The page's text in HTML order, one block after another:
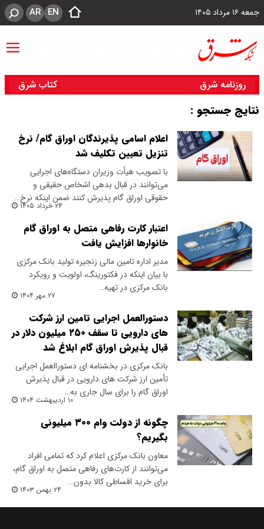
جمعه ۱۶ مرداد ۱۴۰۵ EN
AR
روزنامه شرق کتاب شرق
نتایج جستجو :
اعلام اسامی پذیرندگان اوراق گام/ نرخ
تنزیل تعیین تکلیف شد
با تصویب هیأت وزیران دستگاه‌های اجرایی
می‌توانند در قبال بدهی اشخاص حقیقی و
حقوقی اوراق گام پذیرش کنند ضمن اینکه نرخ…
۲۴ خرداد ۱۴۰۵
اعتبار کارت رفاهی متصل به اوراق گام
خانوارها افزایش یافت
مدیر اداره تامین مالی زنجیره تولید بانک مرکزی
با بیان اینکه در فکتورینگ، اولویت و رویکرد
بانک مرکزی در تهیه…
۲۷ مهر ۱۴۰۴
دستورالعمل اجرایی تامین ارز شرکت
های دارویی تا سقف ۲۵۰ میلیون دلار در
قبال پذیرش اوراق گام ابلاغ شد
بانک مرکزی در بخشنامه ای دستورالعمل اجرایی
تأمین ارز شرکت های دارویی در قبال پذیرش
اوراق گام را برای سال جاری به…
۱۰ اردیبهشت ۱۴۰۴
چگونه از دولت وام ۳۰۰ میلیونی
بگیریم؟
معاون بانک مرکزی اعلام کرد که تمامی افراد
می‌توانند از کارت‌های رفاهی متصل به اوراق گام،
برای خرید اقساطی کالا بدون…
۲۴ بهمن ۱۴۰۳